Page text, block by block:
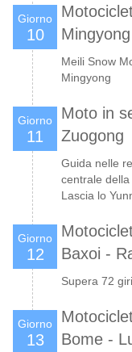
Giorno
10
Meili Snow
Mingyong
Giorno
11
Moto in
Zuogong
Guida nelle
centrale
Lascia lo
Giorno
12
Baxoi -
Supera 72
Giorno
13
Bome -